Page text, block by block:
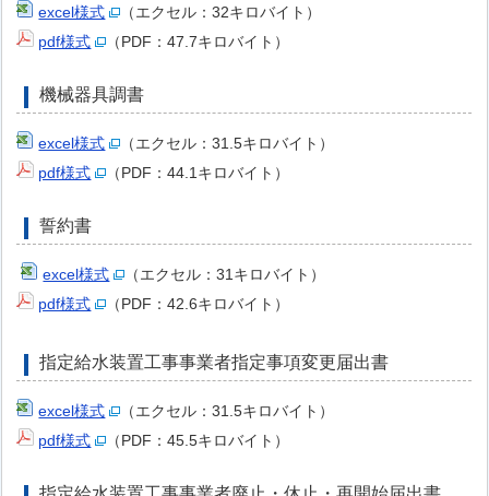
excel様式
（エクセル：32キロバイト）
pdf様式
（PDF：47.7キロバイト）
機械器具調書
excel様式
（エクセル：31.5キロバイト）
pdf様式
（PDF：44.1キロバイト）
誓約書
excel様式
（エクセル：31キロバイト）
pdf様式
（PDF：42.6キロバイト）
指定給水装置工事事業者指定事項変更届出書
excel様式
（エクセル：31.5キロバイト）
pdf様式
（PDF：45.5キロバイト）